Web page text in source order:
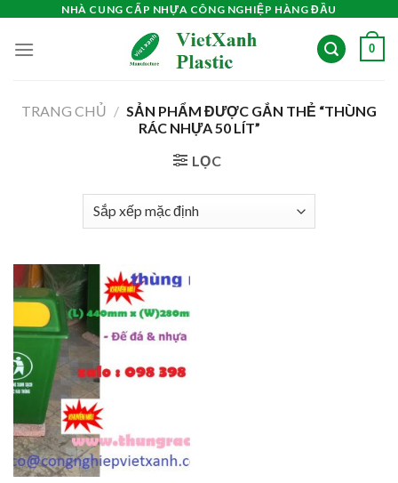
content
NHÀ CUNG CẤP NHỰA CÔNG NGHIỆP HÀNG ĐẦU
0
TRANG CHỦ / SẢN PHẨM ĐƯỢC GẮN THẺ “THÙNG
RÁC NHỰA 50 LÍT”
LỌC